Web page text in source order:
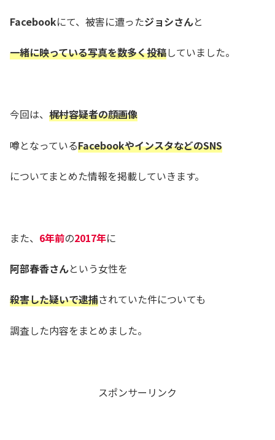
Facebookにて、被害に遭ったジョシさんと
一緒に映っている写真を数多く投稿していました。
今回は、 梶村容疑者の顔画像
噂となっているFacebookやインスタなどのSNS
についてまとめた情報を掲載していきます。
また、 6年前の2017年に
阿部春香さんという女性を
殺害した疑いで逮捕されていた件についても
調査した内容をまとめました。
スポンサーリンク